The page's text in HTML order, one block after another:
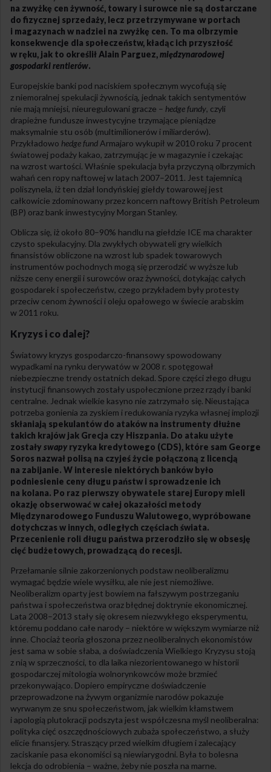
na zwyżkę cen żywność, towary i surowce nie są dostarczane
do fizycznej sprzedaży, lecz przetrzymywane w portach
i magazynach w nadziei na zwyżkę cen. To ma olbrzymie
konsekwencje dla społeczeństw, kładąc ich przyszłość
w ręku, jak to określił Alain Parguez,międzynarodowej
gospodarki rentierów.
Europejskie banki pod naciskiem społecznym wycofują się
z niemoralnej spekulacji żywnością, jednak takich sentymentów
nie mają mniejsi, nieuregulowani gracze – hedge fundy, czyli
drapieżne fundusze inwestycyjne trzymające pieniądze
maksymalnie stu osób (multimilionerów i miliarderów).
Przykładowo hedge fundArmajaro wykupił w 2010 roku 7 procent
światowej podaży kakao, zatrzymując je w magazynie i czekając
na wzrost wartości. Właśnie spekulacja była przyczyną olbrzymich
wahań cen ropy naftowej w latach 2007–2011. Jest tajemnicą
poliszynela, iż ten dział londyńskiej giełdy towarowej jest
całkowicie zdominowany przez koncern naftowy British Petroleum
(BP) oraz bank inwestycyjny Morgan Stanley.
Oblicza się, iż około 80–90% handlu na giełdzie ICE ma charakter
czysto spekulacyjny. Dla zwykłych obywateli gry wielkich
finansistów obliczone na wzrost lub spadek towarowych
instrumentów pochodnych mogą się przerodzić w wyższe lub
niższe ceny energii i surowców oraz żywności, dotykając całych
gospodarek i społeczeństw, czego przykładem były protesty
przeciw cenom żywności i oleju opałowego w świecie arabskim
w 2011 roku.
Kryzys i co dalej?
Światowy kryzys gospodarczo-finansowy spowodowany
wypadkami na rynku derywatów w 2008 r. spotęgował
niebezpieczne trendy ostatnich dekad. Spore części złego długu
instytucji finansowych zostały uspołecznione przez rządy i banki
centralne. Jednak wielkie kasyno nie zatrzymało się. Nieustająca
potrzeba gonienia za zyskiem i redukowania ryzyka własnej implozji
skłaniają spekulantów do ataków na instrumenty dłużne
takich krajów jak Grecja czy Hiszpania. Do ataku użyte
zostałyswapy ryzyka kredytowego (CDS), które sam George
Soros nazwał polisą na czyjeś życie połączoną z licencją
na zabijanie. W interesie niektórych banków było
podniesienie ceny długu państw i sprowadzenie ich
na kolana. Po raz pierwszy obywatele starej Europy mieli
okazję obserwować w całej okazałości metody
Międzynarodowego Funduszu Walutowego, wypróbowane
dotychczas w innych, odległych częściach świata.
Przecenienie roli długu państwa przerodziło się w obsesję
cięć budżetowych, prowadzącą do recesji.
Przełamanie silnie zakorzenionych podstaw neoliberalizmu
wymagać będzie wiele wysiłku, ale nie jest niemożliwe.
Neoliberalizm oparty jest bowiem na fałszywym postrzeganiu
państwa i społeczeństwa oraz błędnej doktrynie ekonomicznej.
Lata 2008–2013 stały się okresem niezwykłego eksperymentu,
któremu poddano całe narody – niektóre w większym wymiarze niż
inne. Chociaż teoria głoszona przez neoliberalnych ekonomistów
jest sama w sobie słaba, a doświadczenia Wielkiego Kryzysu stoją
z nią w sprzeczności, to dla laika niezorientowanego w historii
gospodarczej mitologia wolnorynkowców może brzmieć
przekonywająco. Dopiero empiryczne doświadczenie
przeprowadzone na żywym organizmie narodów pokazuje
wyrwanym ze snu społeczeństwom, jak wielkim kłamstwem
i apologią plutokracji podszyta jest współczesna myśl neoliberalna:
polityka cięć oszczędnościowych zubaża społeczeństwo, a służy
elicie finansjery. Straszący przed wielkim długiem i zalecający
zaciskanie pasa ekonomiści są niewiarygodni. Była to bolesna
lekcja do odrobienia – ważne, żeby nie poszła na marne.